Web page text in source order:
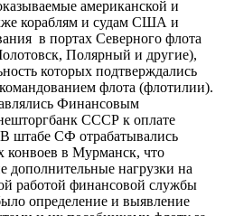
американской и
кораблям и судам США и
в портах Северного флота
Полярный и другие),
которых подтверждались
флота (флотилии).
Финансовым
СССР к оплате
штабе СФ отрабатывались
в Мурманск, что
дополнительные нагрузки на
работой финансовой службы
определение и выявление